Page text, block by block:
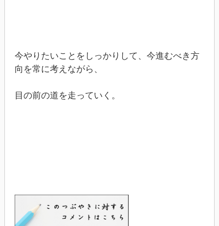
今やりたいことをしっかりして、今進むべき方
向を常に考えながら、
目の前の道を走っていく。